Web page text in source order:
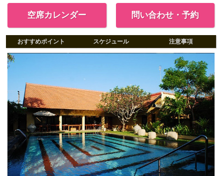
空席カレンダー 問い合わせ・予約
おすすめポイント スケジュール 注意事項